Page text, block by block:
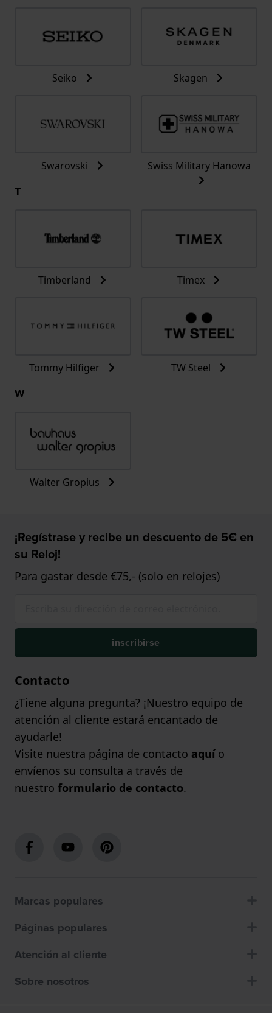
Seiko Skagen
Swarovski Swiss Military Hanowa
T
Timberland Timex
Tommy Hilfiger TW Steel
W
Walter Gropius
¡Regístrase y recibe un descuento de 5€ en
su Reloj!
Para gastar desde €75,- (solo en relojes)
inscribirse
Contacto
¿Tiene alguna pregunta? ¡Nuestro equipo de
atención al cliente estará encantado de
ayudarle!
Visite nuestra página de contacto aquío
envíenos su consulta a través de
nuestro formulario de contacto.
Marcas populares
Páginas populares
Atención al cliente
Sobre nosotros